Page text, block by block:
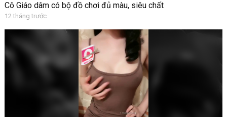
Cô Giáo dâm có bộ đồ chơi đủ màu, siêu chất
12 tháng trước